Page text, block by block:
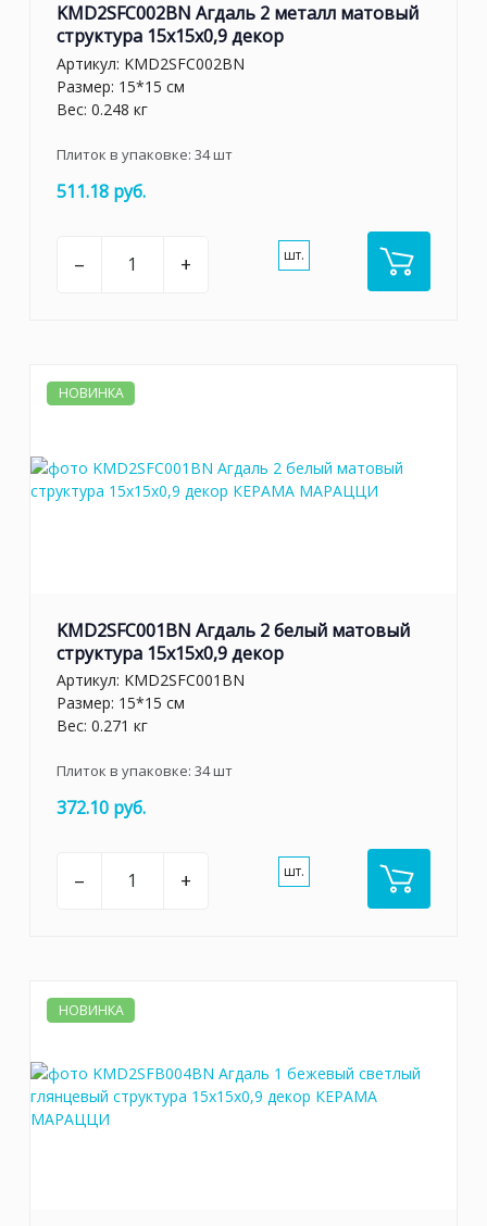
KMD2SFC002BN Агдаль 2 металл матовый
структура 15x15x0,9 декор
Артикул: KMD2SFC002BN
Размер: 15*15 см
Вес: 0.248 кг
Плиток в упаковке: 34шт
511.18 руб.
– + шт.
НОВИНКА
KMD2SFC001BN Агдаль 2 белый матовый
структура 15x15x0,9 декор
Артикул: KMD2SFC001BN
Размер: 15*15 см
Вес: 0.271 кг
Плиток в упаковке: 34шт
372.10 руб.
– + шт.
НОВИНКА